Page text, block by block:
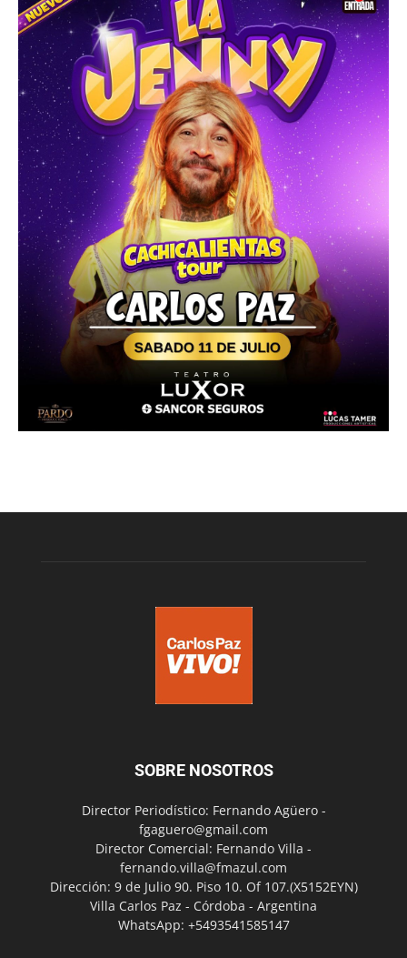
SOBRE NOSOTROS
Director Periodístico: Fernando Agüero -
fgaguero@gmail.com
Director Comercial: Fernando Villa -
fernando.villa@fmazul.com
Dirección: 9 de Julio 90. Piso 10. Of 107.(X5152EYN)
Villa Carlos Paz - Córdoba - Argentina
WhatsApp: +5493541585147